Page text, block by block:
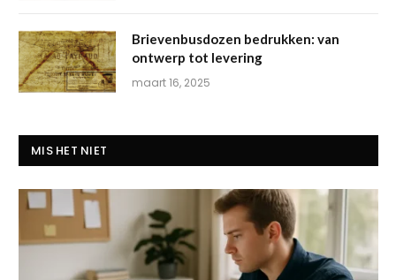
Brievenbusdozen bedrukken: van
ontwerp tot levering
maart 16, 2025
MIS HET NIET